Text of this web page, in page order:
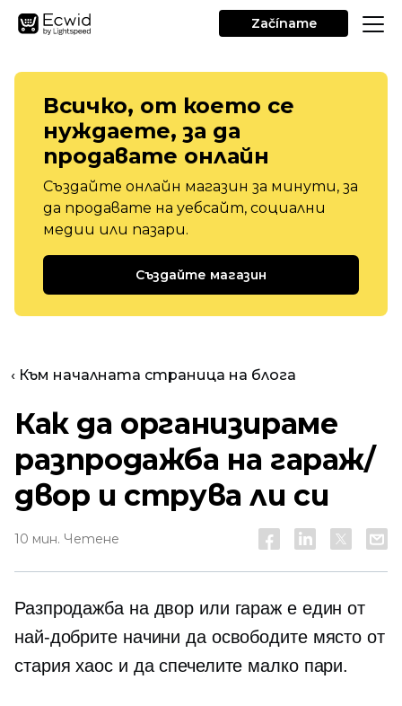
Začíname
Всичко, от което се
нуждаете, за да
продавате онлайн
Създайте онлайн магазин за минути, за
да продавате на уебсайт, социални
медии или пазари.
Създайте магазин
‹ Към началната страница на блога
Как да организираме
разпродажба на гараж/
двор и струва ли си
10 мин. Четене
Разпродажба на двор или гараж е един от
най-добрите начини да освободите място от
стария хаос и да спечелите малко пари.